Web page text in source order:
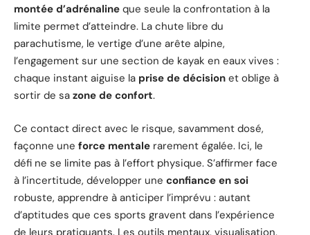
montée d’adrénaline que seule la confrontation à la
limite permet d’atteindre. La chute libre du
parachutisme, le vertige d’une arête alpine,
l’engagement sur une section de kayak en eaux vives :
chaque instant aiguise la prise de décision et oblige à
sortir de sa zone de confort.
Ce contact direct avec le risque, savamment dosé,
façonne une force mentale rarement égalée. Ici, le
défi ne se limite pas à l’effort physique. S’affirmer face
à l’incertitude, développer une confiance en soi
robuste, apprendre à anticiper l’imprévu : autant
d’aptitudes que ces sports gravent dans l’expérience
de leurs pratiquants. Les outils mentaux, visualisation,